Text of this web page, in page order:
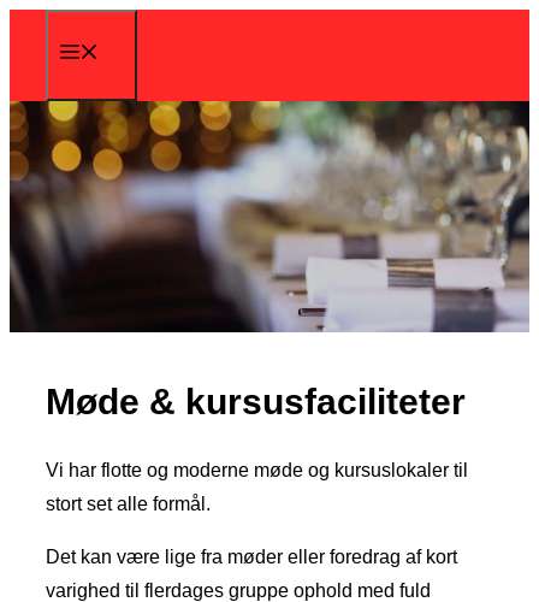
Menu
Møde & kursusfaciliteter
Vi har flotte og moderne møde og kursuslokaler til
stort set alle formål.
Det kan være lige fra møder eller foredrag af kort
varighed til flerdages gruppe ophold med fuld